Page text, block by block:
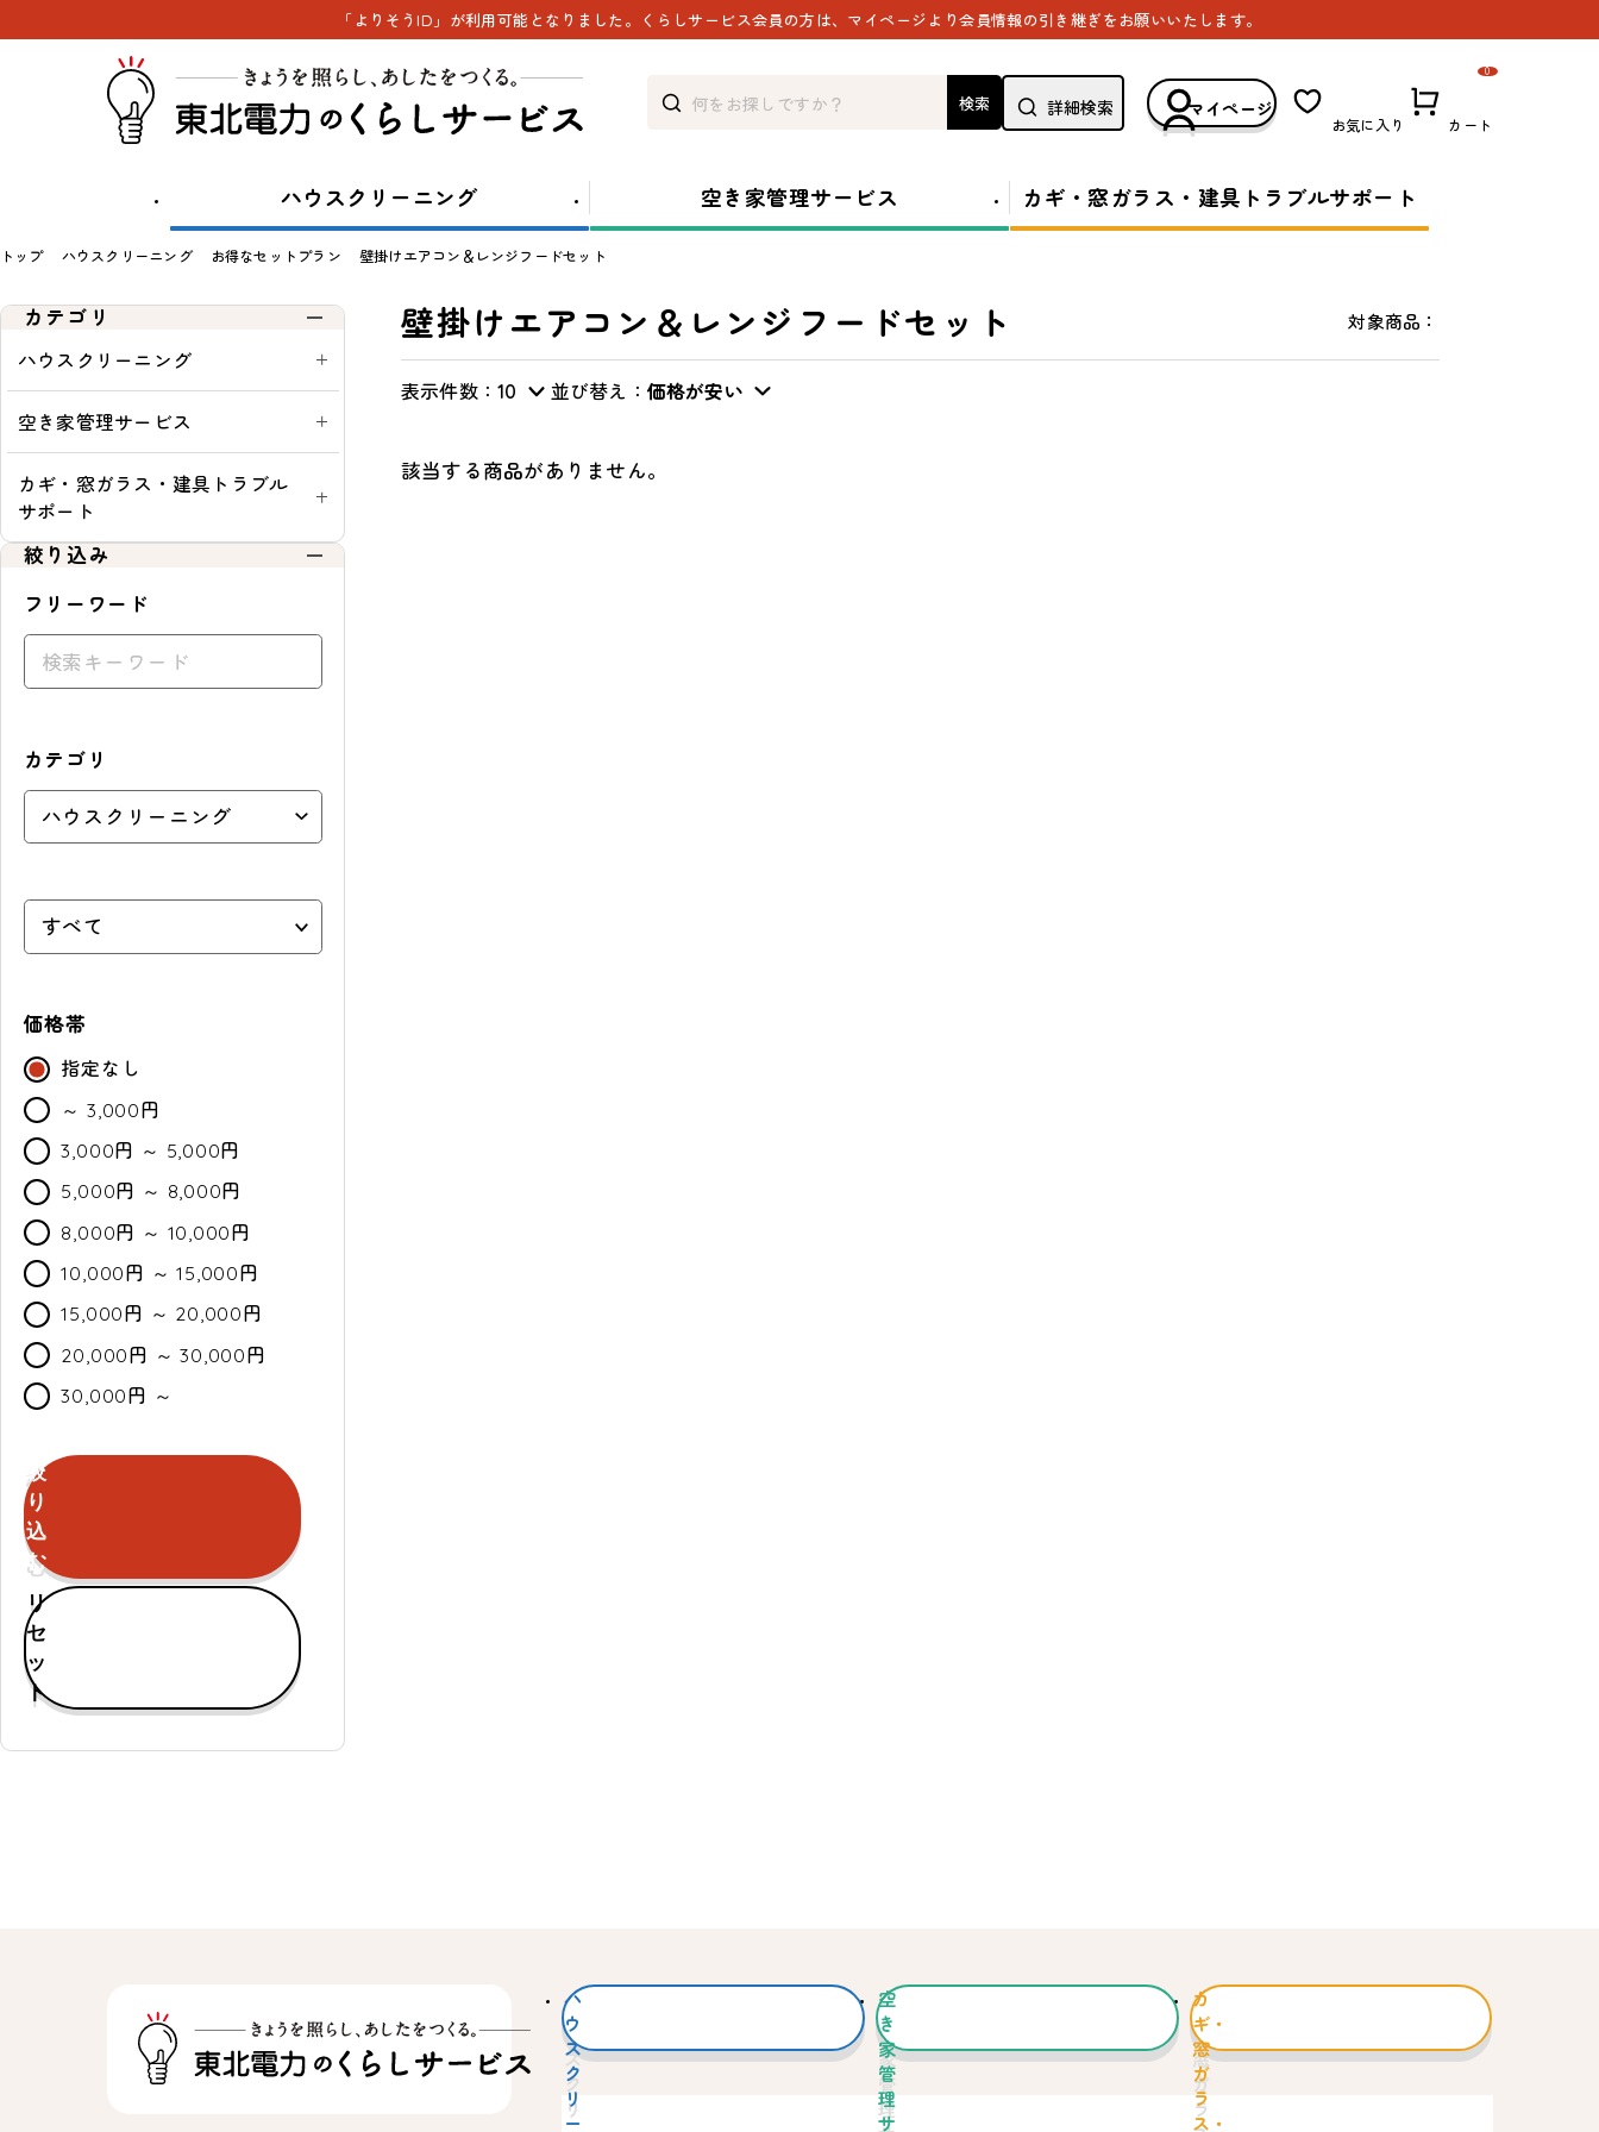
「よりそうID」が利用可能となりました。くらしサービス会員の方は、マイページより会員情報の引き継ぎをお願いいたします。
検索 詳細検索 マイページ
お気に入り カート
0
ハウスクリーニング 空き家管理サービス カギ・窓ガラス・建具トラブルサポート
トップ ハウスクリーニング お得なセットプラン 壁掛けエアコン＆レンジフードセット
カテゴリ
ハウスクリーニング
空き家管理サービス
カギ・窓ガラス・建具トラブル
サポート
絞り込み
フリーワード
カテゴリ
価格帯
指定なし
～ 3,000円
3,000円 ～ 5,000円
5,000円 ～ 8,000円
8,000円 ～ 10,000円
10,000円 ～ 15,000円
15,000円 ～ 20,000円
20,000円 ～ 30,000円
30,000円 ～
カ
ラ
ー
通
常・
定
期
表
セ
ー
ル
セールのみ対象
絞
り
込
む
リ
セ
ッ
ト
壁掛けエアコン＆レンジフードセット 対象商品：
表示件数：10 並び替え： 価格が安い
表
替
ウ
ド
通
期：
定
入
該当する商品がありません。
ハ
ウ
ス
ク
リ
ー
空
き
家
管
理
サ
カ
ギ・
窓
ガ
ラ
ス・